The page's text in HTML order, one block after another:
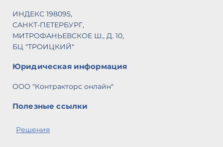
ИНДЕКС 198095,
САНКТ-ПЕТЕРБУРГ,
МИТРОФАНЬЕВСКОЕ Ш., Д. 10,
БЦ "ТРОИЦКИЙ"
Юридическая информация
ООО "Контракторс онлайн"
Полезные ссылки
Решения